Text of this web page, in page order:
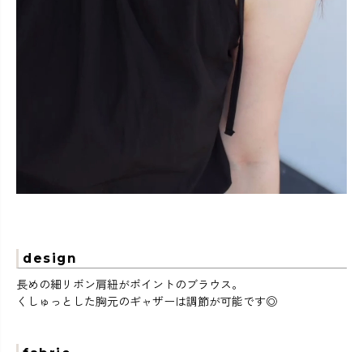
design
長めの細リボン肩紐がポイントのブラウス。
くしゅっとした胸元のギャザーは調節が可能です◎